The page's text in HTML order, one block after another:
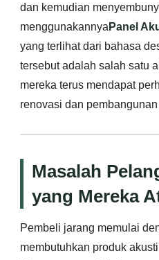
dan kemudian
menggunakannya Panel
yang terlihat dari bahasa
tersebut adalah salah satu
mereka terus mendapat
renovasi dan pembangunan
Masalah
yang Mereka
Pembeli jarang memulai
membutuhkan produk